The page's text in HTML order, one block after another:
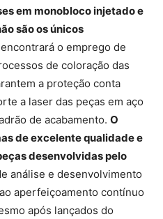
em monobloco injetado e
são os únicos
o emprego de
de coloração das
a proteção conta
a laser das peças em aço
de acabamento. O
de excelente qualidade e
desenvolvidas pelo
análise e desenvolvimento
aperfeiçoamento contínuo
após lançados do